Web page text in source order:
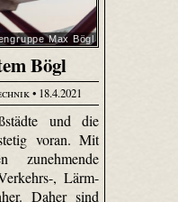
Max Bögl
Bögl
• 18.4.2021
und die
voran. Mit
zunehmende
, Lärm-
Daher sind